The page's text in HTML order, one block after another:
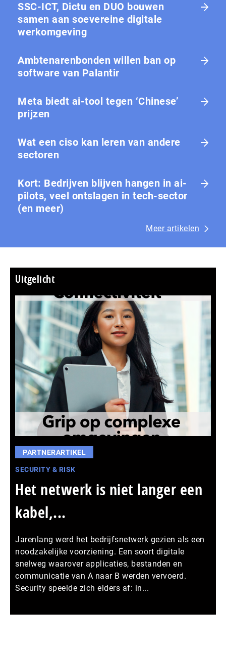
SSC-ICT, Dictu en DUO bouwen
samen aan soevereine digitale
werkomgeving
Ambtenarenbonden willen ban op
software van Palantir
Meta biedt ai-tool tegen ‘Chinese’
prijzen
Wat een ciso kan leren van andere
sectoren
Kort: Bedrijven blijven hangen in ai-
pilots, veel ontslagen in tech-sector
(en meer)
Meer artikelen
Uitgelicht
PARTNERARTIKEL
SECURITY & RISK
Het netwerk is niet langer een
kabel,...
Jarenlang werd het bedrijfsnetwerk gezien als een
noodzakelijke voorziening. Een soort digitale
snelweg waarover applicaties, bestanden en
communicatie van A naar B werden vervoerd.
Security speelde zich elders af: in...